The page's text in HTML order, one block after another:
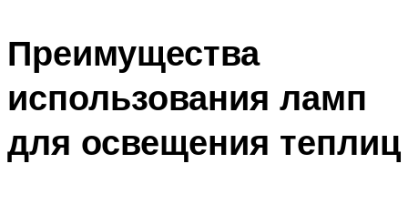
Преимущества
использования ламп
для освещения теплиц